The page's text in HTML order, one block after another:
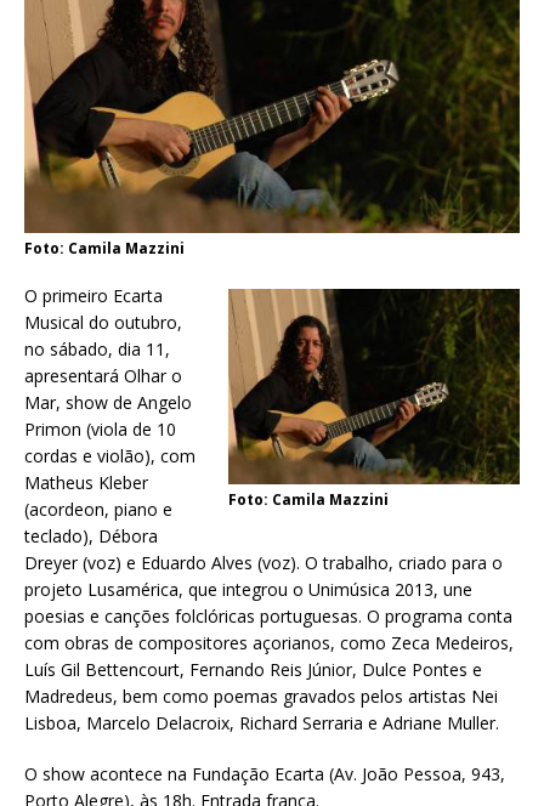
Foto: Camila Mazzini
Foto: Camila Mazzini
O primeiro Ecarta
Musical do outubro,
no sábado, dia 11,
apresentará Olhar o
Mar, show de Angelo
Primon (viola de 10
cordas e violão), com
Matheus Kleber
(acordeon, piano e
teclado), Débora
Dreyer (voz) e Eduardo Alves (voz). O trabalho, criado para o
projeto Lusamérica, que integrou o Unimúsica 2013, une
poesias e canções folclóricas portuguesas. O programa conta
com obras de compositores açorianos, como Zeca Medeiros,
Luís Gil Bettencourt, Fernando Reis Júnior, Dulce Pontes e
Madredeus, bem como poemas gravados pelos artistas Nei
Lisboa, Marcelo Delacroix, Richard Serraria e Adriane Muller.
O show acontece na Fundação Ecarta (Av. João Pessoa, 943,
Porto Alegre), às 18h. Entrada franca.